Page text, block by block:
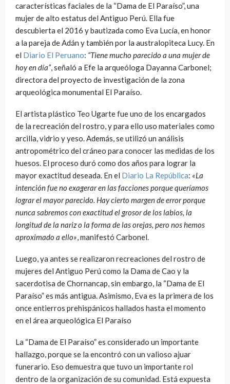
características faciales de la “Dama de El Paraíso”, una
mujer de alto estatus del Antiguo Perú. Ella fue
descubierta el 2016 y bautizada como Eva Lucía, en honor
a la pareja de Adán y también por la australopiteca Lucy. En
el Diario El Peruano: “Tiene mucho parecido a una mujer de
hoy en día”, señaló a Efe la arqueóloga Dayanna Carbonel;
directora del proyecto de investigación de la zona
arqueológica monumental El Paraíso.
El artista plástico Teo Ugarte fue uno de los encargados
de la recreación del rostro, y para ello uso materiales como
arcilla, vidrio y yeso. Además, se utilizó un análisis
antropométrico del cráneo para conocer las medidas de los
huesos. El proceso duró como dos años para lograr la
mayor exactitud deseada. En el Diario La República: «La
intención fue no exagerar en las facciones porque queríamos
lograr el mayor parecido. Hay cierto margen de error porque
nunca sabremos con exactitud el grosor de los labios, la
longitud de la nariz o la forma de las orejas, pero nos hemos
aproximado a ello», manifestó Carbonel.
Luego, ya antes se realizaron recreaciones del rostro de
mujeres del Antiguo Perú como la Dama de Cao y la
sacerdotisa de Chornancap, sin embargo, la “Dama de El
Paraíso” es más antigua. Asimismo, Eva es la primera de los
once entierros prehispánicos hallados hasta el momento
en el área arqueológica El Paraíso
La “Dama de El Paraíso” es considerado un importante
hallazgo, porque se la encontró con un valioso ajuar
funerario. Eso demuestra que tuvo un importante rol
dentro de la organización de su comunidad. Está expuesta